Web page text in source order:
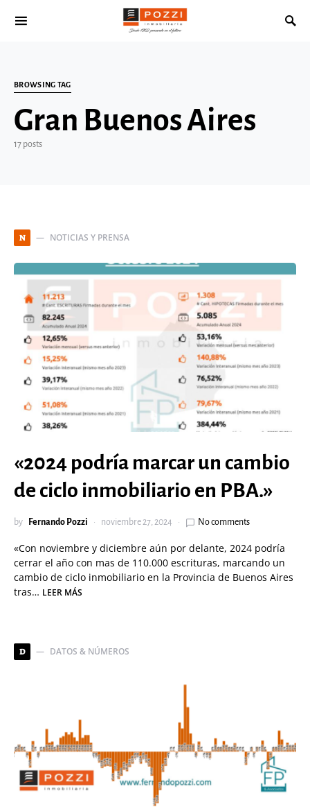
Search for:
BROWSING TAG
Gran Buenos Aires
17 posts
N NOTICIAS Y PRENSA
«2024 podría marcar un cambio
de ciclo inmobiliario en PBA.»
by Fernando Pozzi noviembre 27, 2024 No comments
«Con noviembre y diciembre aún por delante, 2024 podría
cerrar el año con mas de 110.000 escrituras, marcando un
cambio de ciclo inmobiliario en la Provincia de Buenos Aires
tras… LEER MÁS
D DATOS & NÚMEROS